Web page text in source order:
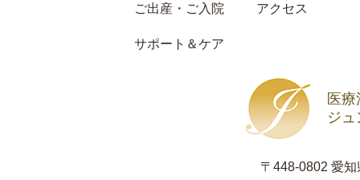
医
ジ
〒448-0802 愛
ご出産・ご入院
サポート＆ケア
アクセス